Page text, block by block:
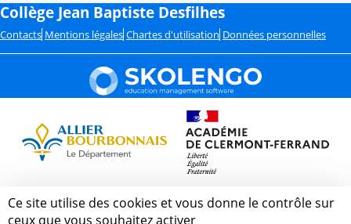
Collège Jean Baptiste Desfilhes
Contacts Mentions légales Chartes d'utilisation Données personnelles
Ce site utilise des cookies et vous donne le contrôle sur
ceux que vous souhaitez activer